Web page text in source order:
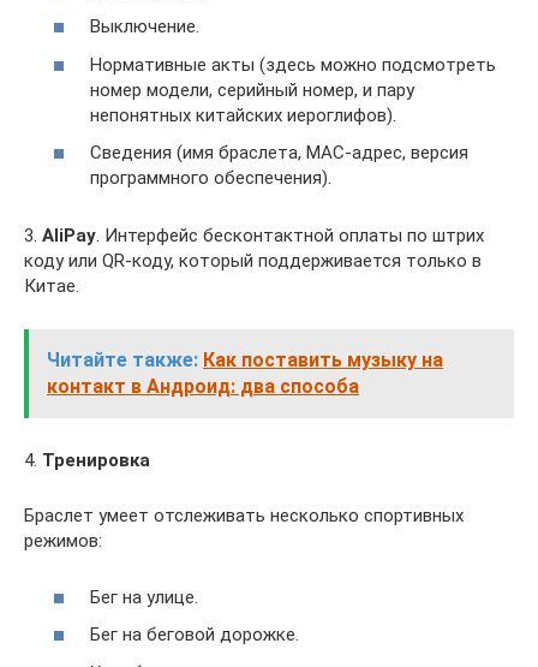
Выключение.
Нормативные акты (здесь можно подсмотреть
номер модели, серийный номер, и пару
непонятных китайских иероглифов).
Сведения (имя браслета, MAC-адрес, версия
программного обеспечения).
3. AliPay. Интерфейс бесконтактной оплаты по штрих
коду или QR-коду, который поддерживается только в
Китае.
Читайте также: Как поставить музыку на
контакт в Андроид: два способа
4. Тренировка
Браслет умеет отслеживать несколько спортивных
режимов:
Бег на улице.
Бег на беговой дорожке.